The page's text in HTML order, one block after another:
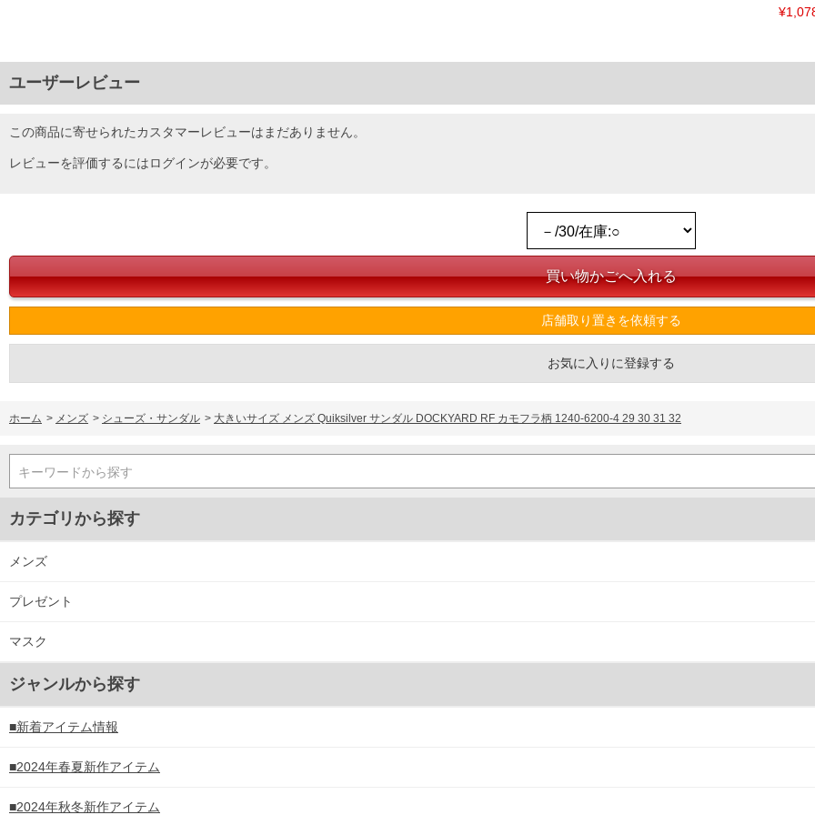
ユーザーレビュー
この商品に寄せられたカスタマーレビューはまだありません。
レビューを評価するにはログインが必要です。
店舗取り置きを依頼する
お気に入りに登録する
ホーム > メンズ > シューズ・サンダル > 大きいサイズ メンズ Quiksilver サンダル DOCKYARD RF カモフラ柄 1240-6200-4 29 30 31 32
キーワードから探す
カテゴリから探す
メンズ
プレゼント
マスク
ジャンルから探す
■新着アイテム情報
■2024年春夏新作アイテム
■2024年秋冬新作アイテム